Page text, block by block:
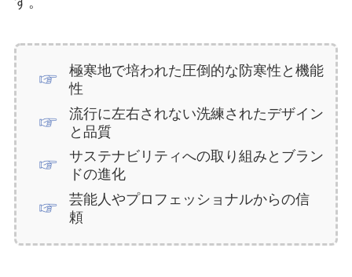
極寒地で培われた圧倒的な防寒性と機能
性
流行に左右されない洗練されたデザイン
と品質
サステナビリティへの取り組みとブラン
ドの進化
芸能人やプロフェッショナルからの信
頼